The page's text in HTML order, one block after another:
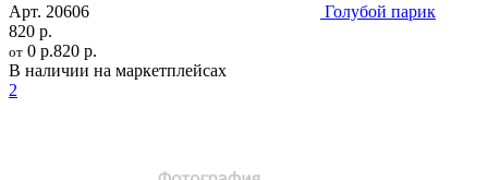
Арт. 20606
Голубой парик
820 р.
от 0 р.820 р.
В наличии на маркетплейсах
2